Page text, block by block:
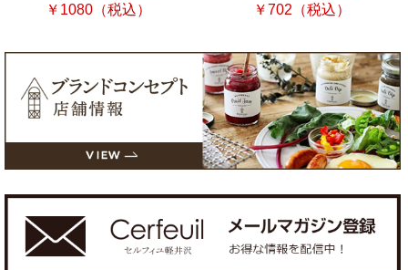
￥1080（税込） ￥702（税込）